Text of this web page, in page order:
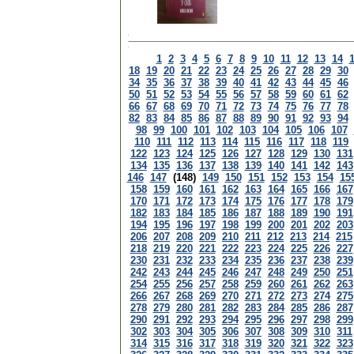
1 2 3 4 5 6 7 8 9 10 11 12 13 14
18 19 20 21 22 23 24 25 26 27 28 29 30
34 35 36 37 38 39 40 41 42 43 44 45 46
50 51 52 53 54 55 56 57 58 59 60 61 62
66 67 68 69 70 71 72 73 74 75 76 77 78
82 83 84 85 86 87 88 89 90 91 92 93 94
98 99 100 101 102 103 104 105 106 107
110 111 112 113 114 115 116 117 118 119
122 123 124 125 126 127 128 129 130 131
134 135 136 137 138 139 140 141 142 143
146 147 (148) 149 150 151 152 153 154
158 159 160 161 162 163 164 165 166 167
170 171 172 173 174 175 176 177 178 179
182 183 184 185 186 187 188 189 190 191
194 195 196 197 198 199 200 201 202 203
206 207 208 209 210 211 212 213 214 215
218 219 220 221 222 223 224 225 226 227
230 231 232 233 234 235 236 237 238 239
242 243 244 245 246 247 248 249 250 251
254 255 256 257 258 259 260 261 262 263
266 267 268 269 270 271 272 273 274 275
278 279 280 281 282 283 284 285 286 287
290 291 292 293 294 295 296 297 298 299
302 303 304 305 306 307 308 309 310 311
314 315 316 317 318 319 320 321 322 323